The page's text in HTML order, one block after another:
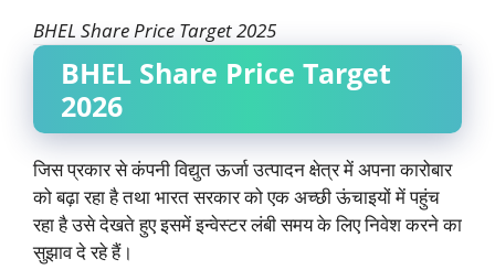
BHEL Share Price Target 2025
BHEL Share Price Target
2026
जिस प्रकार से कंपनी विद्युत ऊर्जा उत्पादन क्षेत्र में अपना कारोबार
को बढ़ा रहा है तथा भारत सरकार को एक अच्छी ऊंचाइयों में पहुंच
रहा है उसे देखते हुए इसमें इन्वेस्टर लंबी समय के लिए निवेश करने का
सुझाव दे रहे हैं।